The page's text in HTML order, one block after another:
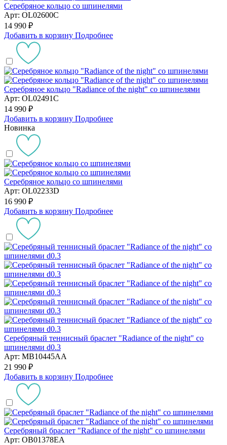
Серебряное кольцо со шпинелями
Арт: OL02600C
14 990 ₽
Добавить в корзину Подробнее
Серебряное кольцо "Radiance of the night" со шпинелями
Арт: OL02491C
14 990 ₽
Добавить в корзину Подробнее
Новинка
Серебряное кольцо со шпинелями
Арт: OL02233D
16 990 ₽
Добавить в корзину Подробнее
Серебряный теннисный браслет "Radiance of the night" со
шпинелями d0.3
Арт: MB10445AA
21 990 ₽
Добавить в корзину Подробнее
Серебряный браслет "Radiance of the night" со шпинелями
Арт: OB01378EA